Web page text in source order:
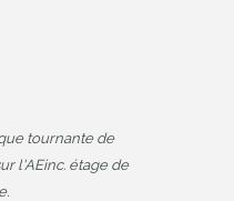
tournante de
l'AEinc. étage de